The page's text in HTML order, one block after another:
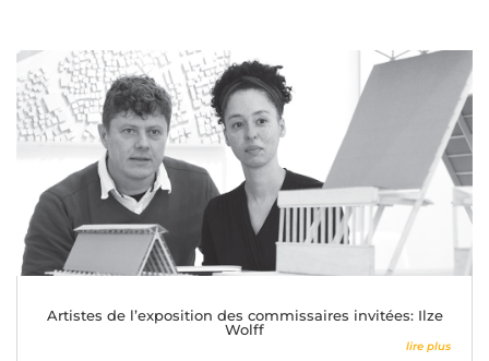
Artistes de l’exposition des commissaires invitées: Ilze
Wolff
lire plus